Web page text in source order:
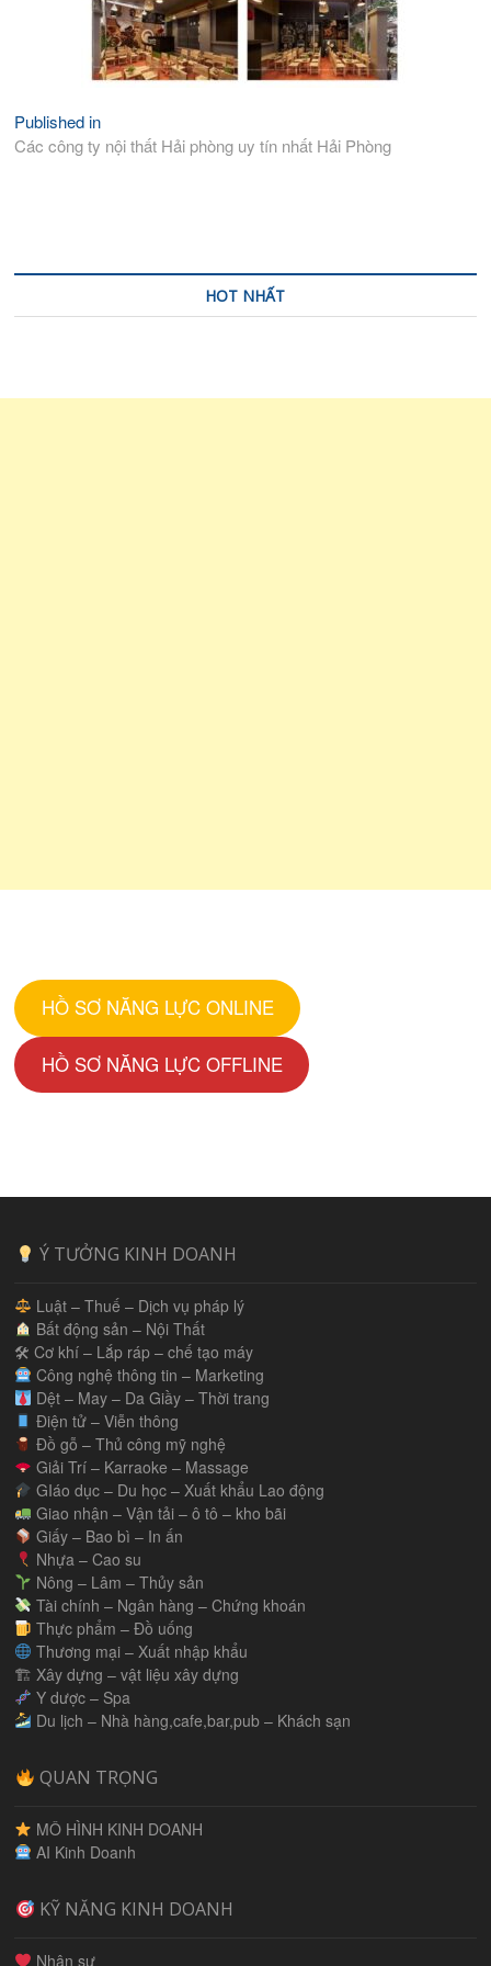
Điều
hướng
Published in
Các công ty nội thất Hải phòng uy tín nhất Hải Phòng
HOT NHẤT
HỒ SƠ NĂNG LỰC ONLINE
HỒ SƠ NĂNG LỰC OFFLINE
Ý TƯỞNG KINH DOANH
Luật – Thuế – Dịch vụ pháp lý
Bất động sản – Nội Thất
🛠 Cơ khí – Lắp ráp – chế tạo máy
Công nghệ thông tin – Marketing
Dệt – May – Da Giầy – Thời trang
Điện tử – Viễn thông
Đồ gỗ – Thủ công mỹ nghệ
Giải Trí – Karraoke – Massage
GIáo dục – Du học – Xuất khẩu Lao động
Giao nhận – Vận tải – ô tô – kho bãi
Giấy – Bao bì – In ấn
Nhựa – Cao su
Nông – Lâm – Thủy sản
Tài chính – Ngân hàng – Chứng khoán
Thực phẩm – Đồ uống
Thương mại – Xuất nhập khẩu
🏗 Xây dựng – vật liệu xây dựng
Y dược – Spa
Du lịch – Nhà hàng,cafe,bar,pub – Khách sạn
QUAN TRỌNG
MÔ HÌNH KINH DOANH
AI Kinh Doanh
KỸ NĂNG KINH DOANH
Nhân sự